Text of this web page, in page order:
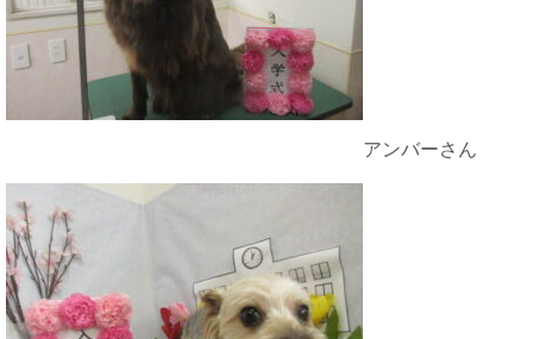
アンバーさん